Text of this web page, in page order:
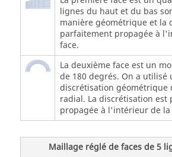
lignes du haut et du bas
manière géométrique et la
parfaitement propagée à
face.
La deuxième face est un
de 180 degrés. On a utilisé
discrétisation géométrique
radial. La discrétisation est
propagée à l'intérieur de la
Maillage réglé de faces de 5